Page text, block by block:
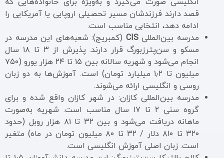
انگلیسی صورت می‌گیرد و به‌ویژه برای خانواده‌هایی که
قصد دارند فرزندشان مسیر تحصیلی اروپایی یا آمریکایی را
ادامه دهد، انتخابی مناسب است.
مدرسه بین‌المللیCIS (کمبریج): شعبه‌های این مدرسه در
مسکو و سن‌پترزبورگ قرار دارند. پذیرش از ۳ تا ۱۸ سال
انجام می‌شود و شهریه سالانه بین ۱۵ تا ۲۴ هزار یورو (۷۵۰
میلیون تا ۱٫۲ میلیارد تومان) است. آموزش‌ها به دو زبان
روسی و انگلیسی ارائه می‌شوند.
مدرسه بین‌المللی کازان: در شهر کازان واقع شده و برای
گروه سنی ۲ تا ۱۷ سال مناسب است. شهریه به‌صورت
ماهانه دریافت می‌شود و بین ۳۲ تا ۸۱ هزار روبل (حدود
۳۲۰ تا ۸۱۰ دلار / ۳۲ تا ۸۰ میلیون تومان در ماه) متغیر
است. زبان اصلی آموزش انگلیسی است.